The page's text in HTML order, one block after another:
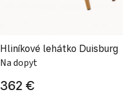
Hliníkové lehátko Duisburg
Na dopyt
362 €